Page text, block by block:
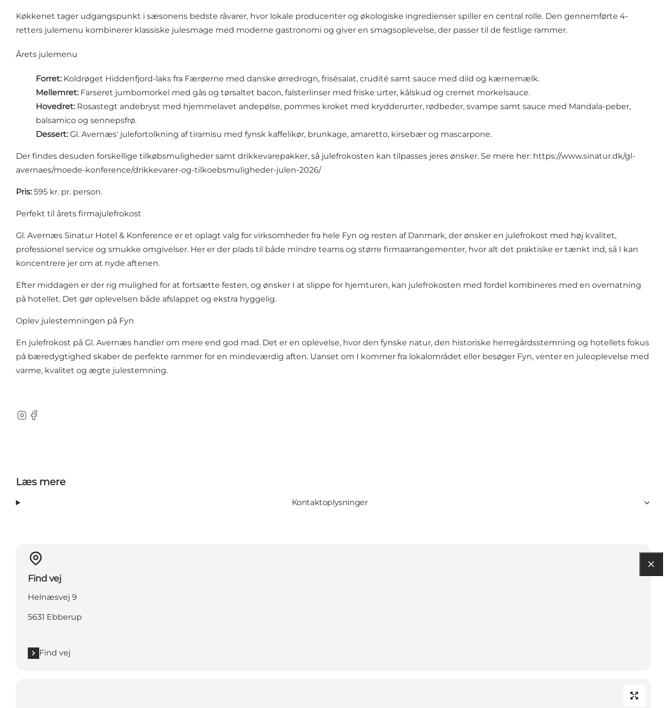
Køkkenet tager udgangspunkt i sæsonens bedste råvarer, hvor lokale producenter og økologiske ingredienser spiller en central rolle. Den gennemførte 4-
retters julemenu kombinerer klassiske julesmage med moderne gastronomi og giver en smagsoplevelse, der passer til de festlige rammer.
Årets julemenu
Forret: Koldrøget Hiddenfjord-laks fra Færøerne med danske ørredrogn, frisésalat, crudité samt sauce med dild og kærnemælk.
Mellemret: Farseret jumbomorkel med gås og tørsaltet bacon, falsterlinser med friske urter, kålskud og cremet morkelsauce.
Hovedret: Rosastegt andebryst med hjemmelavet andepølse, pommes kroket med krydderurter, rødbeder, svampe samt sauce med Mandala-peber,
balsamico og sennepsfrø.
Dessert: Gl. Avernæs' julefortolkning af tiramisu med fynsk kaffelikør, brunkage, amaretto, kirsebær og mascarpone.
Der findes desuden forskellige tilkøbsmuligheder samt drikkevarepakker, så julefrokosten kan tilpasses jeres ønsker. Se mere her: https://www.sinatur.dk/gl-
avernaes/moede-konference/drikkevarer-og-tilkoebsmuligheder-julen-2026/
Pris: 595 kr. pr. person.
Perfekt til årets firmajulefrokost
Gl. Avernæs Sinatur Hotel & Konference er et oplagt valg for virksomheder fra hele Fyn og resten af Danmark, der ønsker en julefrokost med høj kvalitet,
professionel service og smukke omgivelser. Her er der plads til både mindre teams og større firmaarrangementer, hvor alt det praktiske er tænkt ind, så I kan
koncentrere jer om at nyde aftenen.
Efter middagen er der rig mulighed for at fortsætte festen, og ønsker I at slippe for hjemturen, kan julefrokosten med fordel kombineres med en overnatning
på hotellet. Det gør oplevelsen både afslappet og ekstra hyggelig.
Oplev julestemningen på Fyn
En julefrokost på Gl. Avernæs handler om mere end god mad. Det er en oplevelse, hvor den fynske natur, den historiske herregårdsstemning og hotellets fokus
på bæredygtighed skaber de perfekte rammer for en mindeværdig aften. Uanset om I kommer fra lokalområdet eller besøger Fyn, venter en juleoplevelse med
varme, kvalitet og ægte julestemning.
Instagram
Facebook
Læs mere
Kontaktoplysninger
Find vej
Helnæsvej 9
5631 Ebberup
Find vej